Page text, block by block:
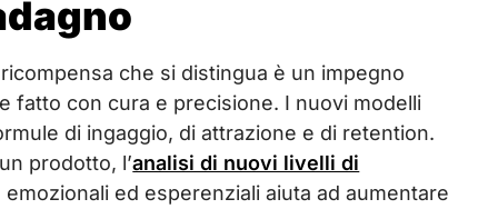
che si distingua è un impegno
fatto con cura e precisione. I nuovi modelli
di ingaggio, di attrazione e di retention.
prodotto, l’analisi di nuovi livelli di
ed esperenziali aiuta ad aumentare